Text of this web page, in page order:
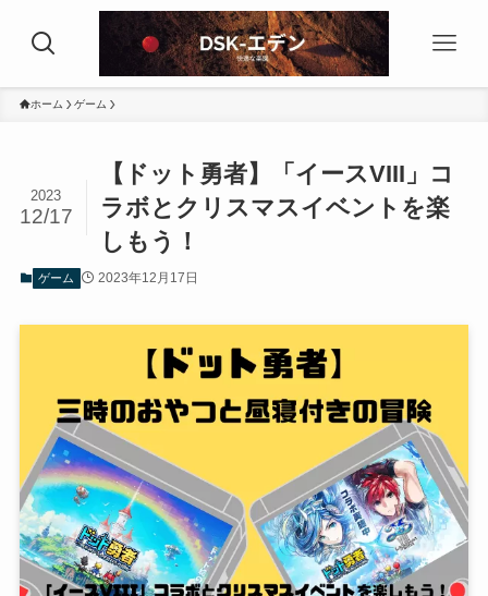
ホーム ゲーム
【ドット勇者】「イースVIII」コ
ラボとクリスマスイベントを楽
しもう！
2023
12/17
ゲーム 2023年12月17日